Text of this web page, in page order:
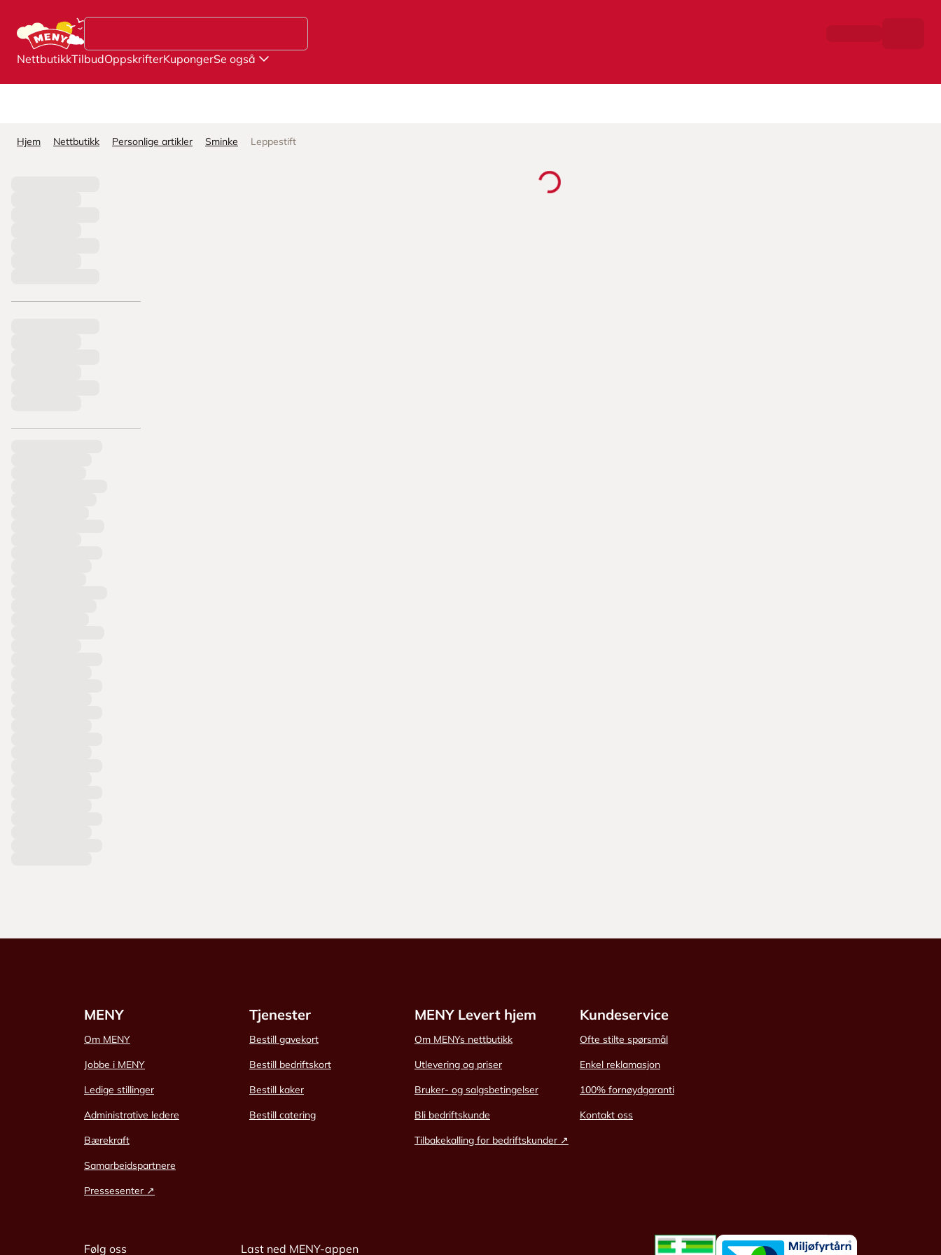
NettbutikkTilbudOppskrifterKupongerSe også
Hjem Nettbutikk Personlige artikler Sminke Leppestift
MENY
Om MENY
Jobbe i MENY
Ledige stillinger
Administrative ledere
Bærekraft
Samarbeidspartnere
Pressesenter ↗
Tjenester
Bestill gavekort
Bestill bedriftskort
Bestill kaker
Bestill catering
MENY Levert hjem
Om MENYs nettbutikk
Utlevering og priser
Bruker- og salgsbetingelser
Bli bedriftskunde
Tilbakekalling for bedriftskunder ↗
Kundeservice
Ofte stilte spørsmål
Enkel reklamasjon
100% fornøydgaranti
Kontakt oss
Følg oss Last ned MENY-appen